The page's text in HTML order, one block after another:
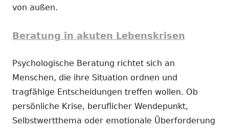
von außen.
Beratung in akuten Lebenskrisen
Psychologische Beratung richtet sich an
Menschen, die ihre Situation ordnen und
tragfähige Entscheidungen treffen wollen. Ob
persönliche Krise, beruflicher Wendepunkt,
Selbstwertthema oder emotionale Überforderung